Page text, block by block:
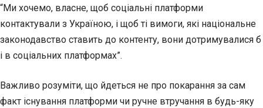
“Ми хочемо, власне, щоб соціальні платформи
контактували з Україною, і щоб ті вимоги, які національне
законодавство ставить до контенту, вони дотримувалися б
і в соціальних платформах”.
Важливо розуміти, що йдеться не про покарання за сам
факт існування платформи чи ручне втручання в будь-яку